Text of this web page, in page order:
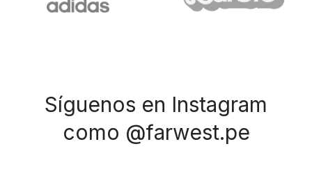
Síguenos en Instagram
como @farwest.pe